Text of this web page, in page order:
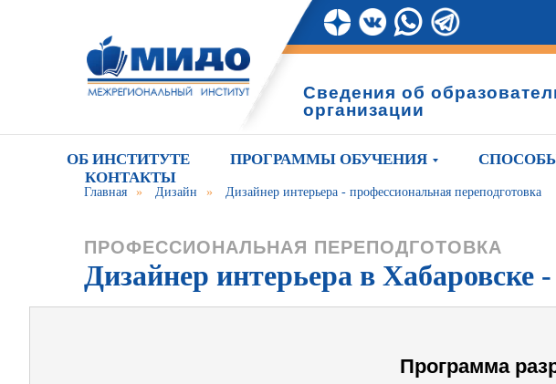
Сведения об
организации
ОБ ИНСТИТУТЕ ПРОГРАММЫ ОБУЧЕНИЯ
КОНТАКТЫ
Главная » Дизайн » Дизайнер интерьера - профессиональная переподготовка
ПРОФЕССИОНАЛЬНАЯ ПЕРЕПОДГОТОВКА
Дизайнер интерьера в Хабаровске
Программа